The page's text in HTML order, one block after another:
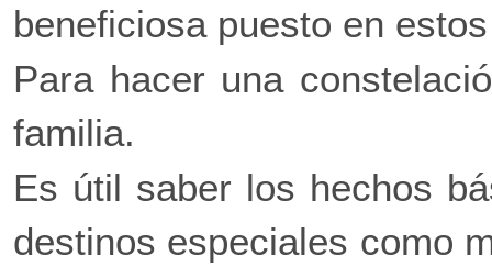
beneficiosa puesto en
Para hacer una
familia.
Es útil saber los hechos
destinos especiales como